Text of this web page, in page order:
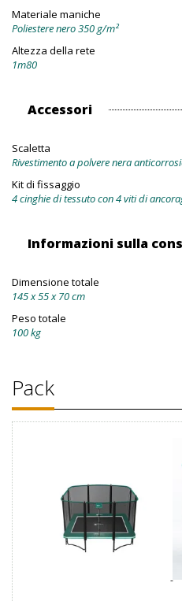
Materiale maniche
Poliestere nero 350 g/m²
Altezza della rete
1m80
Accessori
Scaletta
Rivestimento a polvere nera
Kit di fissaggio
4 cinghie di tessuto con 4 viti di
Informazioni sulla
Dimensione totale
145 x 55 x 70 cm
Peso totale
100 kg
Pack